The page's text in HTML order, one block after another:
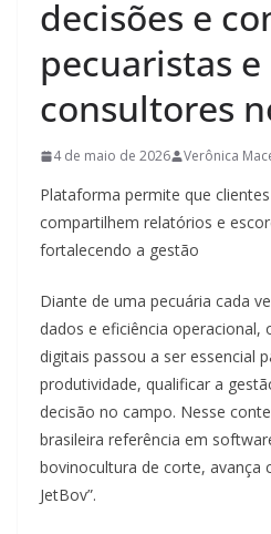
decisões e
pecuaristas e
consultores
4 de maio de 2026 Verônica
Plataforma permite que
compartilhem relatórios e
fortalecendo a gestão
Diante de uma pecuária cada
dados e eficiência operacional,
digitais passou a ser essencial
produtividade, qualificar a
decisão no campo. Nesse
brasileira referência em
bovinocultura de corte, avança
JetBov”.